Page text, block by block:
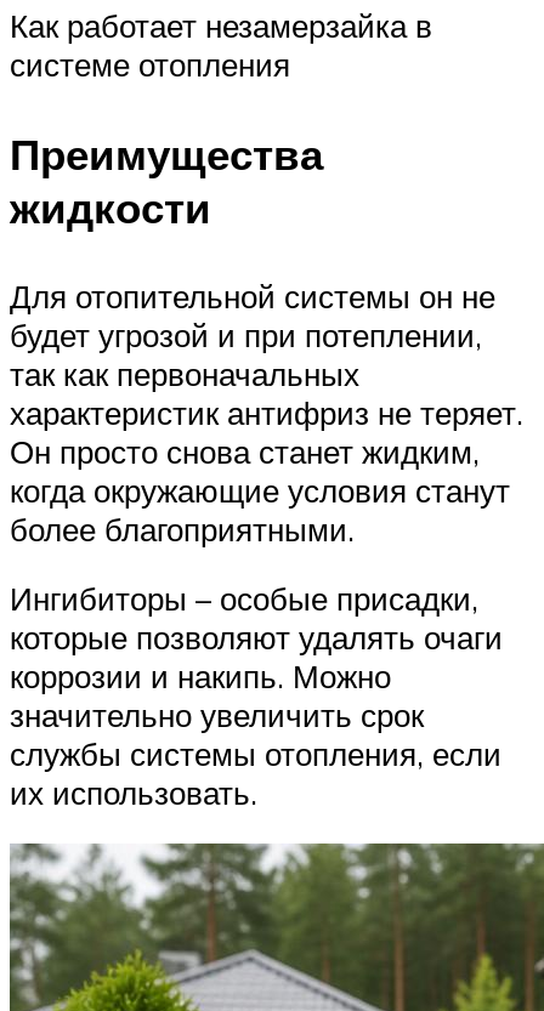
Как работает незамерзайка в
системе отопления
Преимущества
жидкости
Для отопительной системы он не
будет угрозой и при потеплении,
так как первоначальных
характеристик антифриз не теряет.
Он просто снова станет жидким,
когда окружающие условия станут
более благоприятными.
Ингибиторы – особые присадки,
которые позволяют удалять очаги
коррозии и накипь. Можно
значительно увеличить срок
службы системы отопления, если
их использовать.